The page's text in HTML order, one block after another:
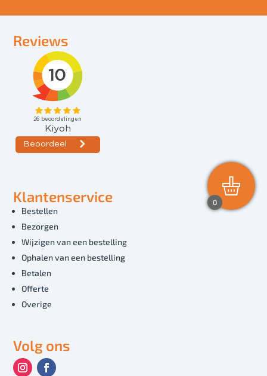
Reviews
Klantenservice
Bestellen
Bezorgen
Wijzigen van een bestelling
Ophalen van een bestelling
Betalen
Offerte
Overige
Volg ons
0